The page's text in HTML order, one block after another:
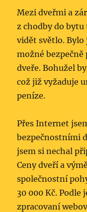
Mezi dveřmi a
z chodby do
vidět světlo. Bylo
možné
dveře. Bohužel
což již vyžaduje
peníze.
Přes Internet
bezpečnostními
jsem si nechal
Ceny dveří a
společnostní
30 000 Kč.
zpracovaní